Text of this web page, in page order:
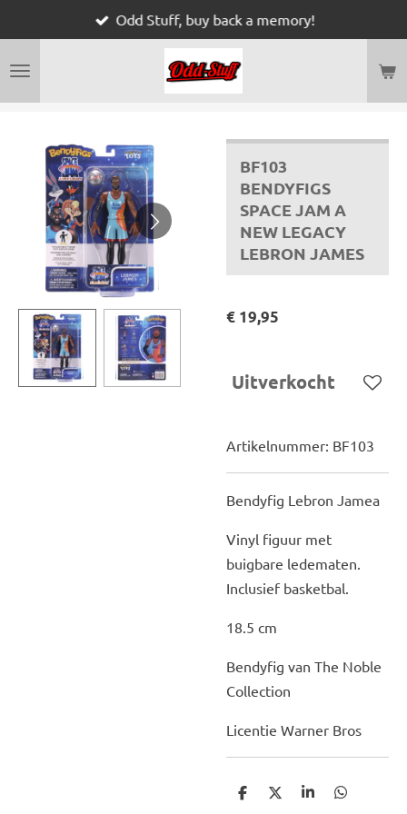
naar
Odd Stuff, buy back a memory!
BF103
BENDYFIGS
SPACE JAM A
NEW LEGACY
LEBRON JAMES
€ 19,95
Uitverkocht
Artikelnummer: BF103
Bendyfig Lebron Jamea
Vinyl figuur met
buigbare ledematen.
Inclusief basketbal.
18.5 cm
Bendyfig van The Noble
Collection
Licentie Warner Bros
D
D
S
D